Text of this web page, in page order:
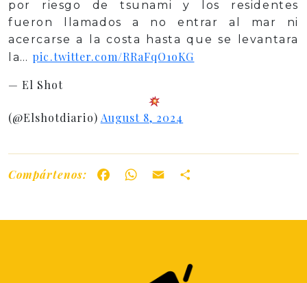
por riesgo de tsunami y los residentes
fueron llamados a no entrar al mar ni
acercarse a la costa hasta que se levantara
la… pic.twitter.com/RRaFqO1oKG
— El Shot
(@Elshotdiario) August 8, 2024
Compártenos: FacebookWhatsApp
Email